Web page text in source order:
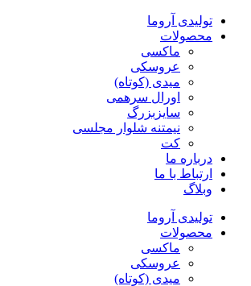
پرش
تولیدی آروما
محصولات
ماکسی
عروسکی
میدی (کوتاه)
اورال سرهمی
سایزبزرگ
نیمتنه شلوار مجلسی
کت
درباره ما
ارتباط با ما
وبلاگ
تولیدی آروما
محصولات
ماکسی
عروسکی
میدی (کوتاه)